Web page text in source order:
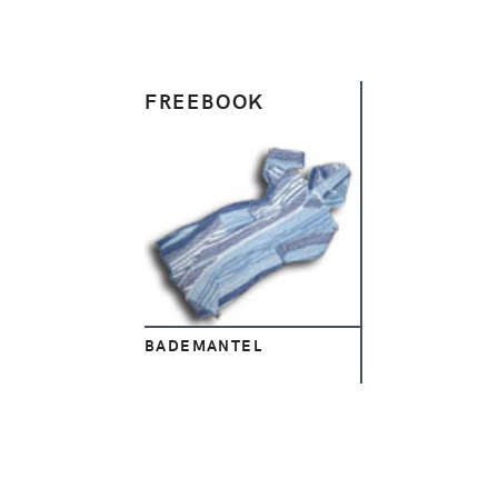
FREEBOOK
Ansehen
BADEMANTEL